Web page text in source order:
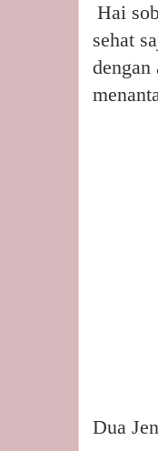
Hai
sehat
dengan
Dua